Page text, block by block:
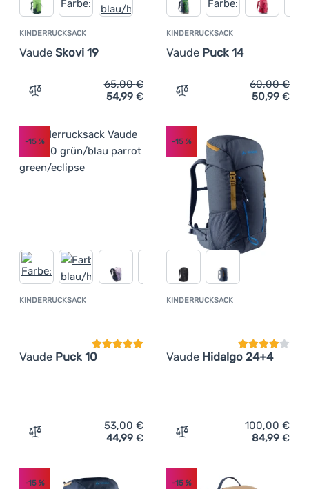
KINDERRUCKSACK
Vaude Skovi 19
Zum Vergleich 'Kinderrucksack Vaude Skovi 19'
65,00€
54,99 €
KINDERRUCKSACK
Vaude Puck 14
Zum Vergleich
60,00€
50,99 €
KINDERRUCKSACK
Vaude Puck 10
Kundenbewertung
-15 %
Zum Vergleich 'Kinderrucksack Vaude Puck 10'
53,00€
44,99 €
KINDERRUCKSACK
Vaude Hidalgo 24+4
-15%
Zum Vergleich
100,00€
84,99 €
-15 % -15%